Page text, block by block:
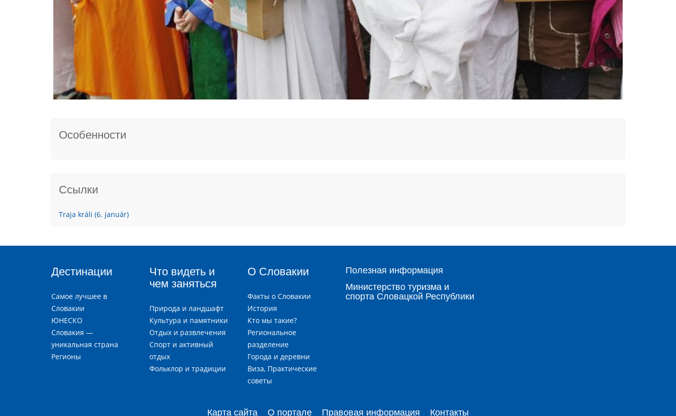
Особенности
Ссылки
Traja králi (6. január)
Дестинации
Самое лучшее в
Словакии
ЮНЕСКО
Словакия —
уникальная страна
Регионы
Что видеть и
чем заняться
Природа и ландшафт
Культура и памятники
Отдых и развлечения
Спорт и активный
отдых
Фольклор и традиции
О Словакии
Факты о Словакии
История
Кто мы такие?
Региональное
разделение
Города и деревни
Виза, Практические
советы
Полезная информация
Министерство туризма и
спорта Словацкой Республики
Карта сайта О портале Правовая информация Контакты